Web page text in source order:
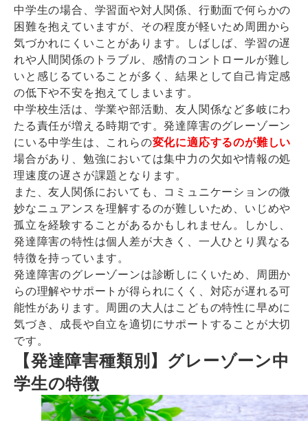
中学生の場合、学習面や対人関係、行動面で何らかの
困難を抱えていますが、その程度が軽いため周囲から
気づかれにくいことがあります。しばしば、学習の遅
れや人間関係のトラブル、感情のコントロールが難し
いと感じるていることが多く、結果として自己肯定感
の低下や不安を抱えてしまいます。
中学校生活は、学業や部活動、友人関係など多岐にわ
たる責任が増える時期です。発達障害のグレーゾーン
にいる中学生は、これらの変化に適応するのが難しい
場合があり、勉強においては集中力の欠如や情報の処
理速度の遅さが課題となります。
また、友人関係においても、コミュニケーションの微
妙なニュアンスを理解するのが難しいため、いじめや
孤立を経験することがあるかもしれません。しかし、
発達障害の特性は個人差が大きく、一人ひとり異なる
特徴を持っています。
発達障害のグレーゾーンは診断しにくいため、周囲か
らの理解やサポートが得られにくく、対応が遅れる可
能性があります。周囲の大人はこどもの特性に早めに
気づき、成長や自立を適切にサポートすることが大切
です。
【発達障害種類別】グレーゾーン中
学生の特徴